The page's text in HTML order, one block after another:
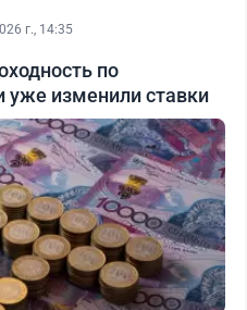
г., 14:35
по
уже изменили ставки